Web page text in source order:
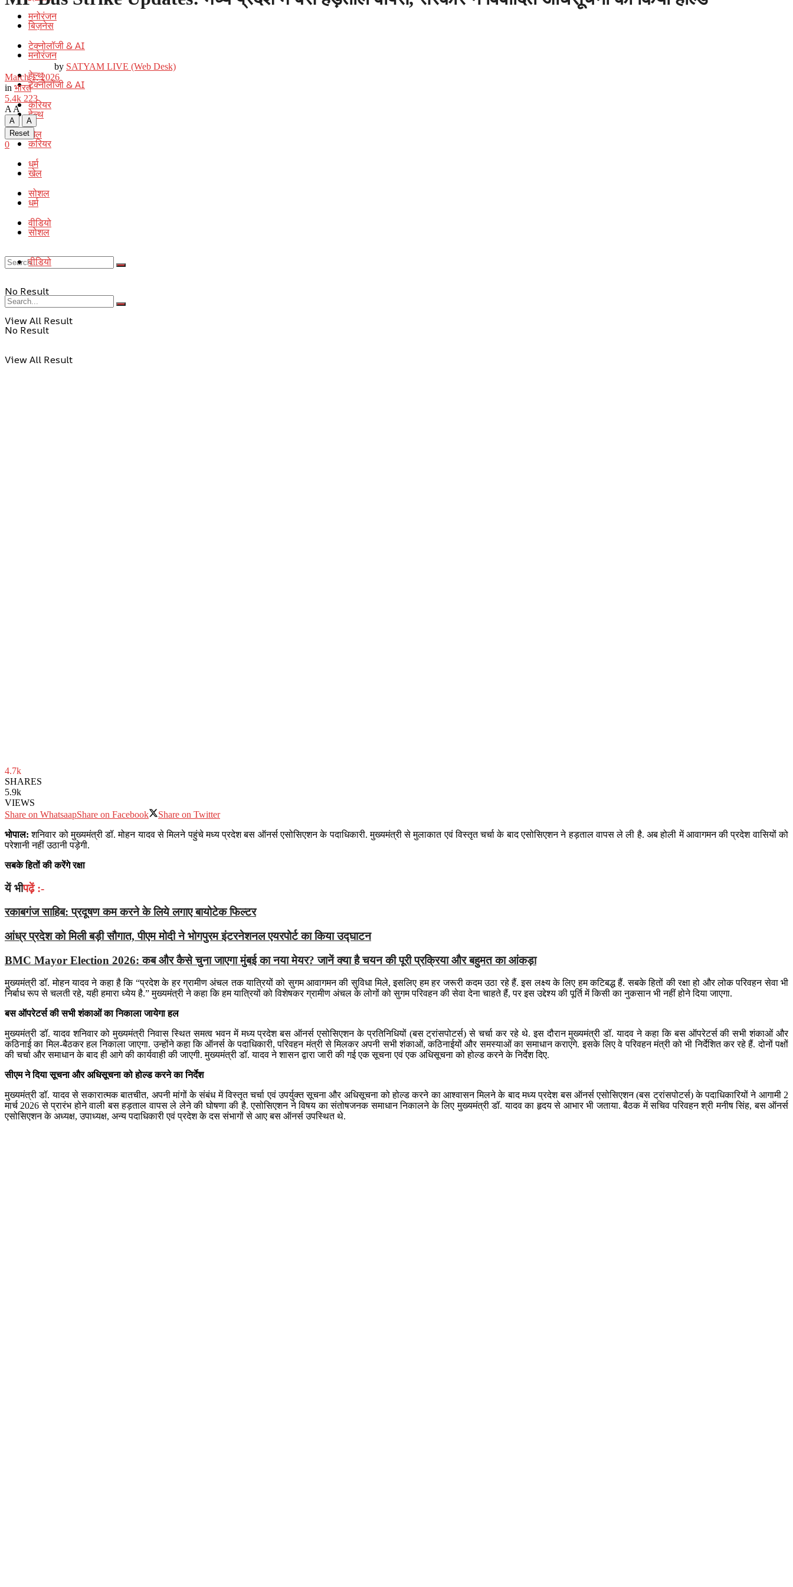
मनोरंजन
टेक्नोलॉजी & AI
हेल्थ
करियर
खेल
धर्म
सोशल
वीडियो
No Result
View All Result
बिज़नेस
मनोरंजन
टेक्नोलॉजी & AI
हेल्थ
करियर
खेल
धर्म
सोशल
वीडियो
No Result
View All Result
by SATYAM LIVE (Web Desk)
March 1, 2026
in भारत
5.4k 223
A A
A
A
Reset
0
4.7k
SHARES
5.9k
VIEWS
Share on WhatsaapShare on Facebook
Share on Twitter
भोपाल: शनिवार को मुख्यमंत्री डॉ. मोहन यादव से मिलने पहुंचे मध्य प्रदेश बस ऑनर्स एसोसिएशन के पदाधिकारी. मुख्यमंत्री से मुलाकात एवं विस्तृत चर्चा के बाद एसोसिएशन ने हड़ताल वापस ले ली है. अब होली में आवागमन की प्रदेश वासियों को
परेशानी नहीं उठानी पड़ेगी.
सबके हितों की करेंगे रक्षा
यें भीपढ़ें :-
रकाबगंज साहिब: प्रदूषण कम करने के लिये लगाए बायोटेक फिल्टर
आंध्र प्रदेश को मिली बड़ी सौगात, पीएम मोदी ने भोगपुरम इंटरनेशनल एयरपोर्ट का किया उद्घाटन
BMC Mayor Election 2026: कब और कैसे चुना जाएगा मुंबई का नया मेयर? जानें क्या है चयन की पूरी प्रक्रिया और बहुमत का आंकड़ा
मुख्यमंत्री डॉ. मोहन यादव ने कहा है कि “प्रदेश के हर ग्रामीण अंचल तक यात्रियों को सुगम आवागमन की सुविधा मिले, इसलिए हम हर जरूरी कदम उठा रहे हैं. इस लक्ष्य के लिए हम कटिबद्ध हैं. सबके हितों की रक्षा हो और लोक परिवहन सेवा भी
निर्बाध रूप से चलती रहे, यही हमारा ध्येय है.” मुख्यमंत्री ने कहा कि हम यात्रियों को विशेषकर ग्रामीण अंचल के लोगों को सुगम परिवहन की सेवा देना चाहते हैं, पर इस उद्देश्य की पूर्ति में किसी का नुकसान भी नहीं होने दिया जाएगा.
बस ऑपरेटर्स की सभी शंकाओं का निकाला जायेगा हल
मुख्यमंत्री डॉ. यादव शनिवार को मुख्यमंत्री निवास स्थित समत्व भवन में मध्य प्रदेश बस ऑनर्स एसोसिएशन के प्रतिनिधियों (बस ट्रांसपोटर्स) से चर्चा कर रहे थे. इस दौरान मुख्यमंत्री डॉ. यादव ने कहा कि बस ऑपरेटर्स की सभी शंकाओं और
कठिनाई का मिल-बैठकर हल निकाला जाएगा. उन्होंने कहा कि ऑनर्स के पदाधिकारी, परिवहन मंत्री से मिलकर अपनी सभी शंकाओं, कठिनाईयों और समस्याओं का समाधान कराएंगे. इसके लिए वे परिवहन मंत्री को भी निर्देशित कर रहे हैं. दोनों पक्षों
की चर्चा और समाधान के बाद ही आगे की कार्यवाही की जाएगी. मुख्यमंत्री डॉ. यादव ने शासन द्वारा जारी की गई एक सूचना एवं एक अधिसूचना को होल्ड करने के निर्देश दिए.
सीएम ने दिया सूचना और अधिसूचना को होल्ड करने का निर्देश
मुख्यमंत्री डॉ. यादव से सकारात्मक बातचीत, अपनी मांगों के संबंध में विस्तृत चर्चा एवं उपर्युक्त सूचना और अधिसूचना को होल्ड करने का आश्वासन मिलने के बाद मध्य प्रदेश बस ऑनर्स एसोसिएशन (बस ट्रांसपोटर्स) के पदाधिकारियों ने आगामी 2
मार्च 2026 से प्रारंभ होने वाली बस हड़ताल वापस ले लेने की घोषणा की है. एसोसिएशन ने विषय का संतोषजनक समाधान निकालने के लिए मुख्यमंत्री डॉ. यादव का हृदय से आभार भी जताया. बैठक में सचिव परिवहन श्री मनीष सिंह, बस ऑनर्स
एसोसिएशन के अध्यक्ष, उपाध्यक्ष, अन्य पदाधिकारी एवं प्रदेश के दस संभागों से आए बस ऑनर्स उपस्थित थे.